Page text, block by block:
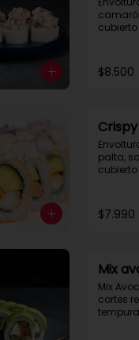
$8.500
palta,
$7.990
Mix
Mix
cortes